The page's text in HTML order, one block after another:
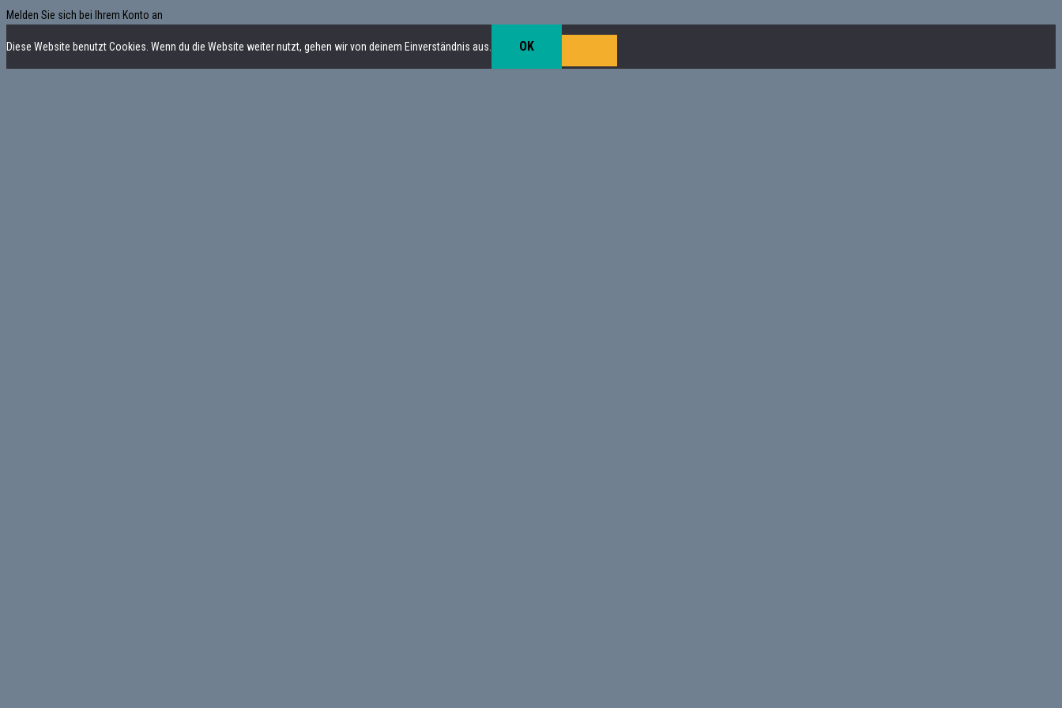
Melden Sie sich bei Ihrem Konto an
Diese Website benutzt Cookies. Wenn du die Website weiter nutzt, gehen wir von deinem Einverständnis aus. OK